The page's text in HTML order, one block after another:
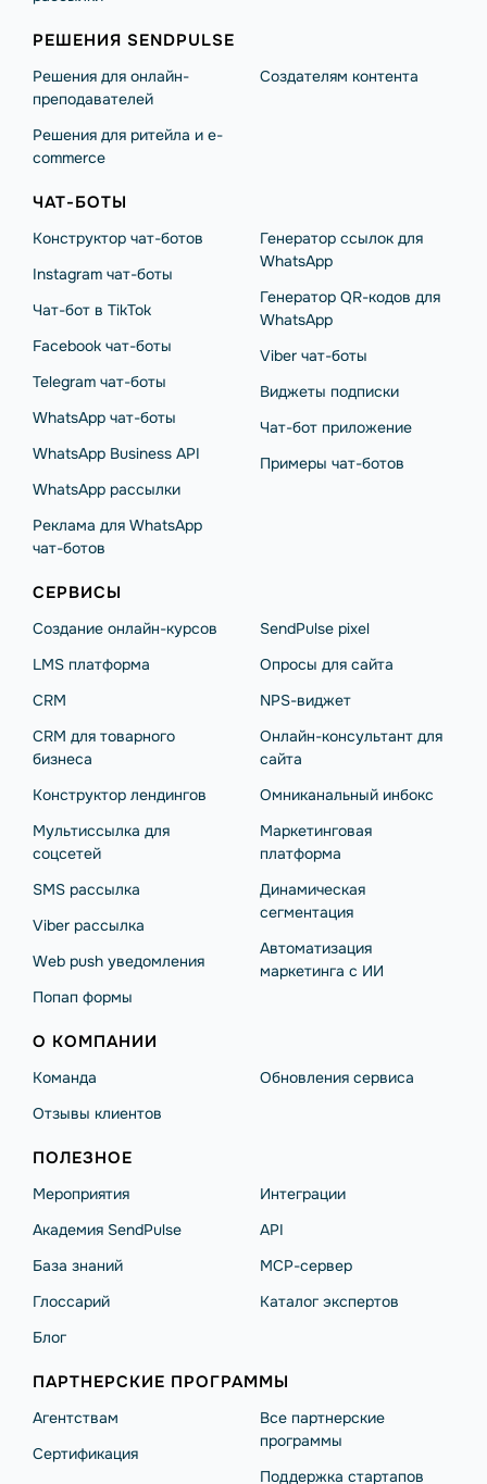
РЕШЕНИЯ SENDPULSE
Решения для онлайн-
преподавателей
Решения для ритейла и e-
commerce
Создателям контента
ЧАТ-БОТЫ
Конструктор чат-ботов
Instagram чат-боты
Чат-бот в TikTok
Facebook чат-боты
Telegram чат-боты
WhatsApp чат-боты
WhatsApp Business API
WhatsApp рассылки
Реклама для WhatsApp
чат-ботов
Генератор ссылок для
WhatsApp
Генератор QR-кодов для
WhatsApp
Viber чат-боты
Виджеты подписки
Чат-бот приложение
Примеры чат-ботов
СЕРВИСЫ
Создание онлайн-курсов
LMS платформа
CRM
CRM для товарного
бизнеса
Конструктор лендингов
Мультиссылка для
соцсетей
SMS рассылка
Viber рассылка
Web push уведомления
Попап формы
SendPulse pixel
Опросы для сайта
NPS-виджет
Онлайн-консультант для
сайта
Омниканальный инбокс
Маркетинговая
платформа
Динамическая
сегментация
Автоматизация
маркетинга с ИИ
О КОМПАНИИ
Команда
Отзывы клиентов
Обновления сервиса
ПОЛЕЗНОЕ
Мероприятия
Академия SendPulse
База знаний
Глоссарий
Блог
Интеграции
API
MCP-сервер
Каталог экспертов
ПАРТНЕРСКИЕ ПРОГРАММЫ
Агентствам
Сертификация
Все партнерские
программы
Поддержка стартапов